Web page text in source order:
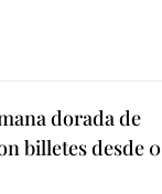
dorada de
billetes desde 0